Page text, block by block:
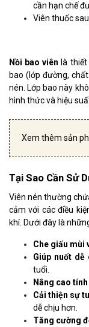
cần hạn chế
Viên thuốc
Nồi bao viên là
bao (lớp đường,
nén. Lớp bao này
hình thức và hiệu
Xem thêm sản
Tại Sao Cần Sử
Viên nén thường
cảm với các điều
khí. Dưới đây là
Che giấu mùi
Giúp nuốt dễ
tuổi.
Nâng cao
Cải thiện sự
dễ chịu hơn.
Tăng cường